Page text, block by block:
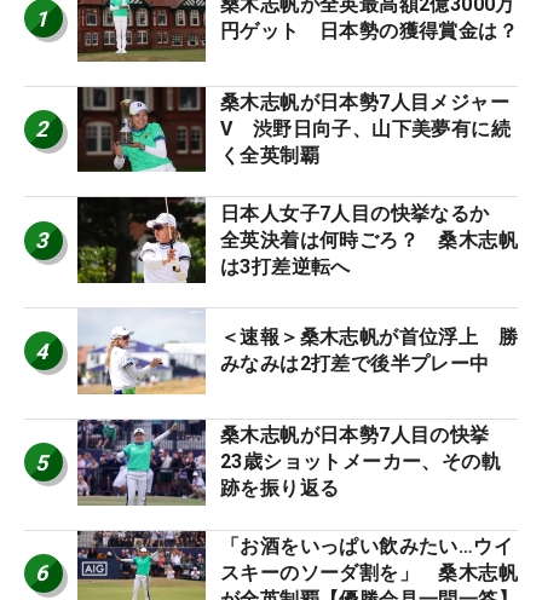
1
桑木志帆が全英最高額2億3000万
円ゲット 日本勢の獲得賞金は？
2
桑木志帆が日本勢7人目メジャー
V 渋野日向子、山下美夢有に続
く全英制覇
3
日本人女子7人目の快挙なるか
全英決着は何時ごろ？ 桑木志帆
は3打差逆転へ
4
＜速報＞桑木志帆が首位浮上 勝
みなみは2打差で後半プレー中
5
桑木志帆が日本勢7人目の快挙
23歳ショットメーカー、その軌
跡を振り返る
6
「お酒をいっぱい飲みたい…ウイ
スキーのソーダ割を」 桑木志帆